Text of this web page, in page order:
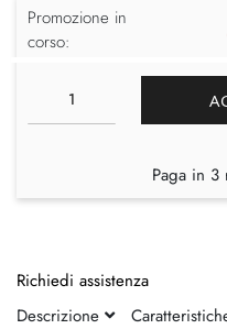
Promozione in
corso:
Paga in 3
Richiedi assistenza
Descrizione